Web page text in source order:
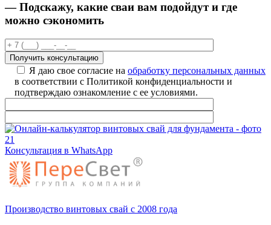
— Подскажу, какие сваи вам подойдути где
можно сэкономить
Я даю свое согласие на обработку персональных данных
в соответствии с Политикой конфиденциальности и
подтверждаю ознакомление с ее условиями.
Консультация в WhatsApp
Производство винтовых свай с 2008 года